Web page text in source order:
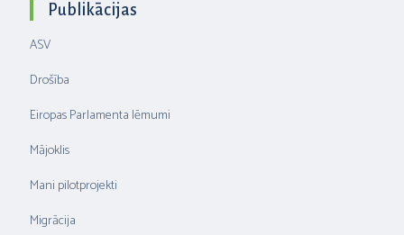
Publikācijas
ASV
Drošība
Eiropas Parlamenta lēmumi
Mājoklis
Mani pilotprojekti
Migrācija